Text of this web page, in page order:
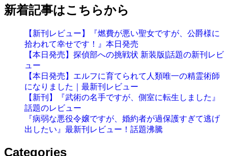
新着記事はこちらから
【新刊レビュー】『燃費が悪い聖女ですが、公爵様に
拾われて幸せです！』本日発売
【本日発売】探偵部への挑戦状 新装版|話題の新刊レビ
ュー
【本日発売】エルフに育てられて人類唯一の精霊術師
になりました｜最新刊レビュー
【新刊】『武術の名手ですが、側室に転生しました』
話題のレビュー
『病弱な悪役令嬢ですが、婚約者が過保護すぎて逃げ
出したい』最新刊レビュー！話題沸騰
Categories